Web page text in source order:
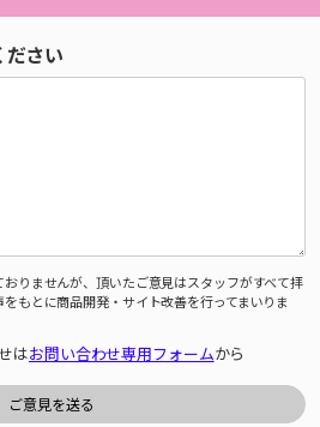
ださい
りませんが、頂いたご意見はスタッフがすべて拝
もとに商品開発・サイト改善を行ってまいりま
はお問い合わせ専用フォームから